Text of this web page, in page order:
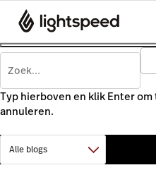
Typ hierboven en klik Enter
annuleren.